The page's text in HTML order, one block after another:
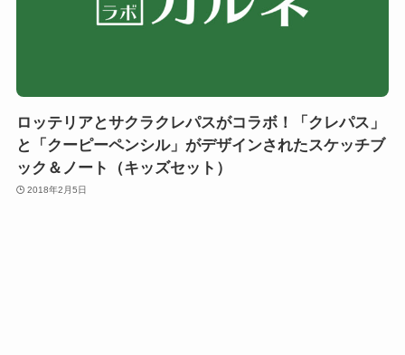
ロッテリアとサクラクレパスがコラボ！「クレパス」
と「クーピーペンシル」がデザインされたスケッチブ
ック＆ノート（キッズセット）
2018年2月5日